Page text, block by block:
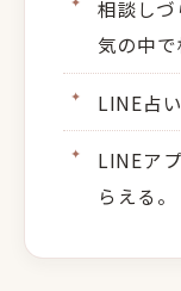
相談し
気の中で
LINE占
LINEア
らえる。